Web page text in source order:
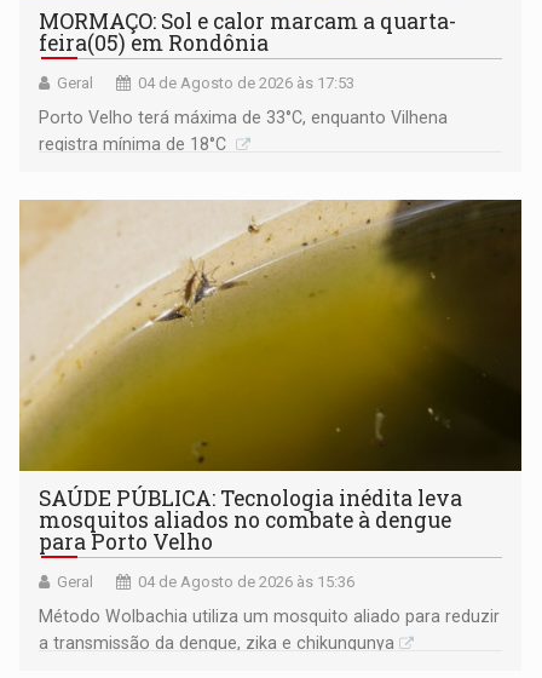
MORMAÇO: Sol e calor marcam a quarta-
feira(05) em Rondônia
Geral 04 de Agosto de 2026 às 17:53
Porto Velho terá máxima de 33°C, enquanto Vilhena
registra mínima de 18°C
SAÚDE PÚBLICA: Tecnologia inédita leva
mosquitos aliados no combate à dengue
para Porto Velho
Geral 04 de Agosto de 2026 às 15:36
Método Wolbachia utiliza um mosquito aliado para reduzir
a transmissão da dengue, zika e chikungunya